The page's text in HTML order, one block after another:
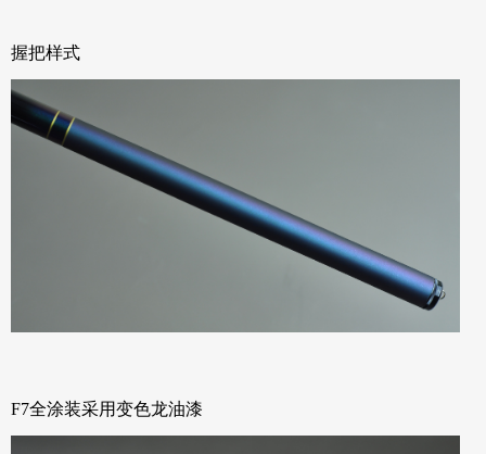
握把样式
F7全涂装采用变色龙油漆